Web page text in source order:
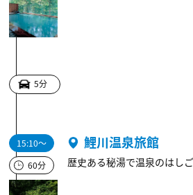
5分
15:10～
60分
鯉川温泉旅館
歴史ある秘湯で温泉のはし